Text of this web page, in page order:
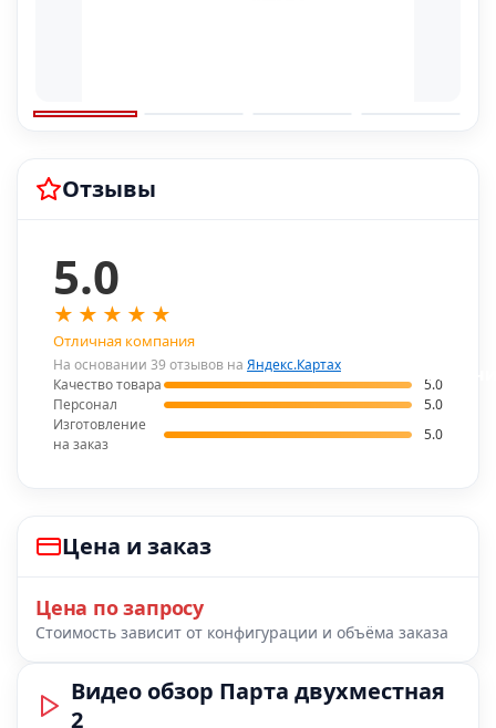
Отзывы
5.0
★ ★ ★ ★ ★
Отличная компания
На основании 39 отзывов на Яндекс.Картах
Качество товара
5.0
Персонал
5.0
Изготовление
на заказ
5.0
Цена и заказ
Цена по запросу
Стоимость зависит от конфигурации и объёма заказа
Видео обзор Парта двухместная
2
В